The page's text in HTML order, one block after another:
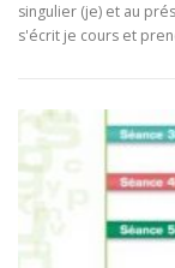
singulier (je) et au
s'écrit je cours et